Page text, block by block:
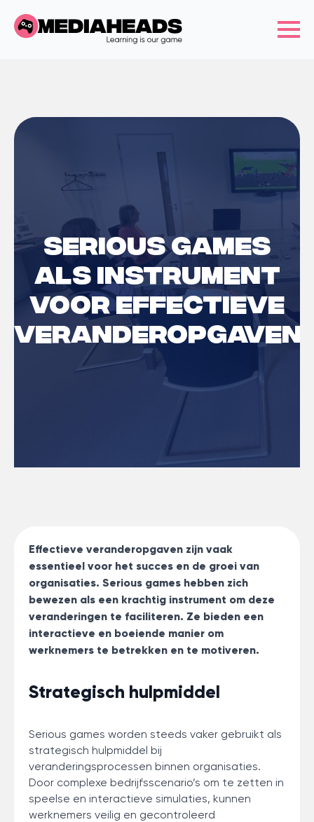
Serious games
als instrument
voor effectieve
veranderopgaven
Effectieve veranderopgaven zijn vaak
essentieel voor het succes en de groei van
organisaties. Serious games hebben zich
bewezen als een krachtig instrument om deze
veranderingen te faciliteren. Ze bieden een
interactieve en boeiende manier om
werknemers te betrekken en te motiveren.
Strategisch hulpmiddel
Serious games worden steeds vaker gebruikt als
strategisch hulpmiddel bij
veranderingsprocessen binnen organisaties.
Door complexe bedrijfsscenario’s om te zetten in
speelse en interactieve simulaties, kunnen
werknemers veilig en gecontroleerd